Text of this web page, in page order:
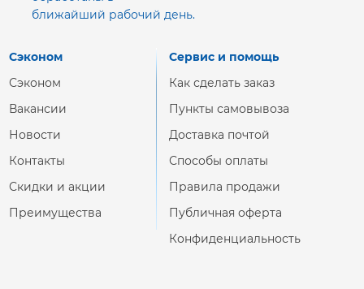
ближайший рабочий день.
Сэконом
Сэконом
Вакансии
Новости
Контакты
Скидки и акции
Преимущества
Сервис и помощь
Как сделать заказ
Пункты самовывоза
Доставка почтой
Способы оплаты
Правила продажи
Публичная оферта
Конфиденциальность